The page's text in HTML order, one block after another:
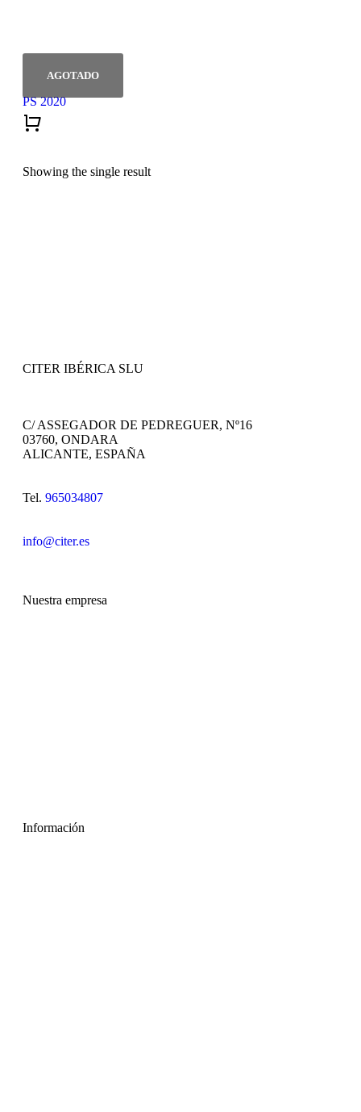
PS 2020
Showing the single result
CITER IBÉRICA SLU
C/ ASSEGADOR DE PEDREGUER, Nº16
03760, ONDARA
ALICANTE, ESPAÑA
Tel. 965034807
info@citer.es
Nuestra empresa
Información